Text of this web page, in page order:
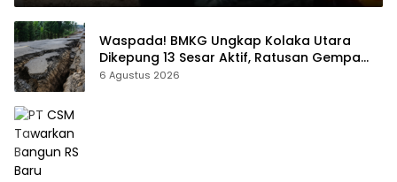
Waspada! BMKG Ungkap Kolaka Utara
Dikepung 13 Sesar Aktif, Ratusan Gempa
Sudah Terekam
6 Agustus 2026